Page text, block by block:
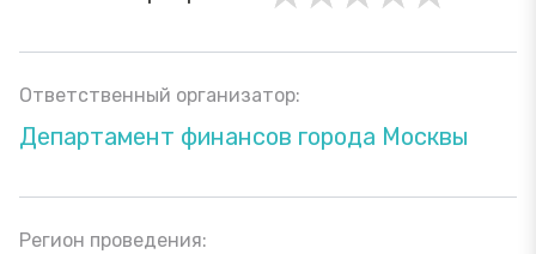
Ответственный организатор:
Департамент финансов города Москвы
Регион проведения: